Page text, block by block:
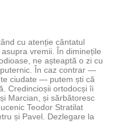
cu atenție cântatul
vremii. În diminețile
ne așteaptă o zi cu
În caz contrar —
ciudate — putem ști că
Credincioșii ortodocși îi
Marcian, și sărbătoresc
Teodor Stratilat
și Pavel. Dezlegare la